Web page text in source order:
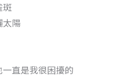
斑
太陽
直是我很困擾的